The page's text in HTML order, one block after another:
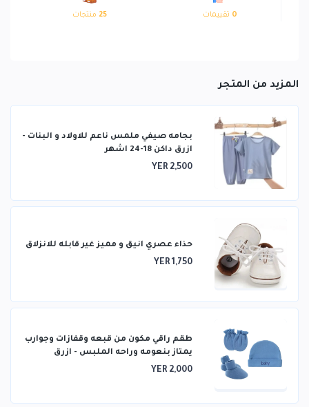
0 تقييمات 25 منتجات
المزيد من المتجر
بجامه صيفي ملمس ناعم للاولاد و البنات -
ازرق داكن 18-24 اشهر
YER 2,500
حذاء عصري انيق و مميز غير قابله للانزلاق
YER 1,750
طقم راقي مكون من قبعه وقفازات وجوارب
يمتاز بنعومه وراحه الملبس - ازرق
YER 2,000